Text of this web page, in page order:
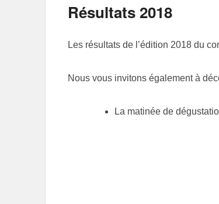
Résultats 2018
Les résultats de l’édition 2018 du
Nous vous invitons également à
La matinée de